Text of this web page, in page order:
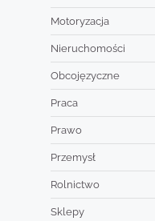
Motoryzacja
Nieruchomości
Obcojęzyczne
Praca
Prawo
Przemysł
Rolnictwo
Sklepy